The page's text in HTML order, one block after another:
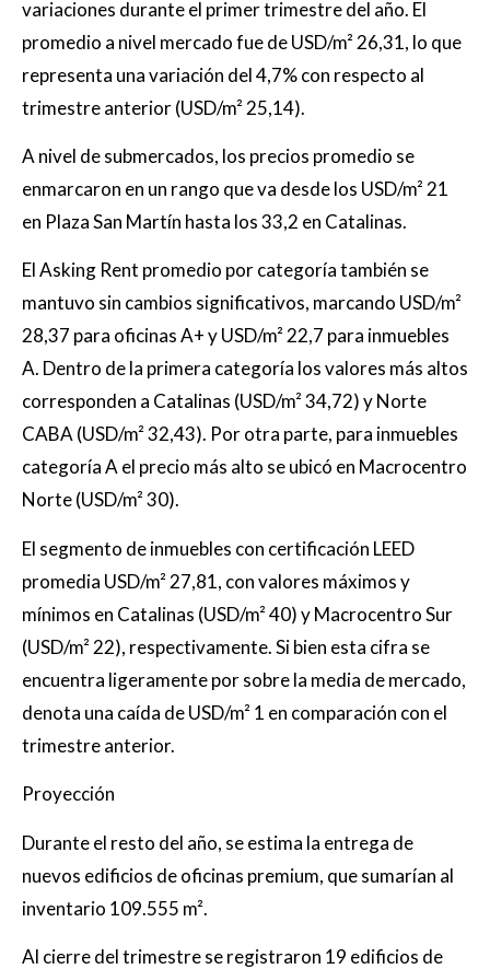
variaciones durante el primer trimestre del año. El
promedio a nivel mercado fue de USD/m² 26,31, lo que
representa una variación del 4,7% con respecto al
trimestre anterior (USD/m² 25,14).
A nivel de submercados, los precios promedio se
enmarcaron en un rango que va desde los USD/m² 21
en Plaza San Martín hasta los 33,2 en Catalinas.
El Asking Rent promedio por categoría también se
mantuvo sin cambios significativos, marcando USD/m²
28,37 para oficinas A+ y USD/m² 22,7 para inmuebles
A. Dentro de la primera categoría los valores más altos
corresponden a Catalinas (USD/m² 34,72) y Norte
CABA (USD/m² 32,43). Por otra parte, para inmuebles
categoría A el precio más alto se ubicó en Macrocentro
Norte (USD/m² 30).
El segmento de inmuebles con certificación LEED
promedia USD/m² 27,81, con valores máximos y
mínimos en Catalinas (USD/m² 40) y Macrocentro Sur
(USD/m² 22), respectivamente. Si bien esta cifra se
encuentra ligeramente por sobre la media de mercado,
denota una caída de USD/m² 1 en comparación con el
trimestre anterior.
Proyección
Durante el resto del año, se estima la entrega de
nuevos edificios de oficinas premium, que sumarían al
inventario 109.555 m².
Al cierre del trimestre se registraron 19 edificios de